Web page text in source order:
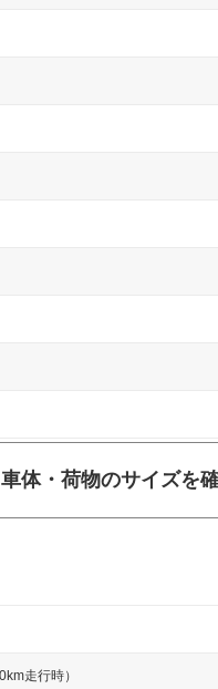
体・荷物のサイズを
ズが標準値（最低値）とされ
走行時）